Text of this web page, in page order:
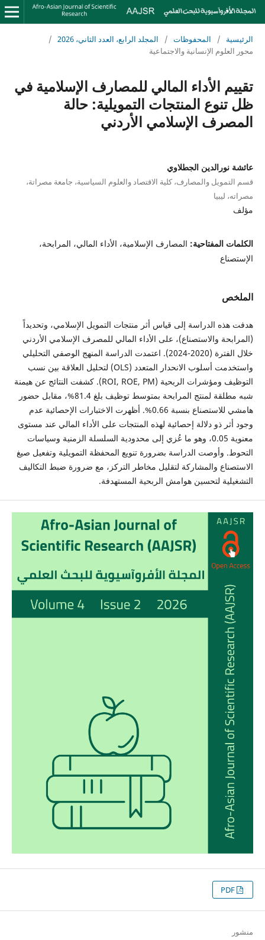
الرئيسية / المحفوظات / المجلد الرابع، العدد الثاني، 2026
/
محور العلوم الإنسانية والاجتماعية
تقييم الأداء المالي للمصارف الإسلامية في
ظل تنوع المنتجات التمويلية: حالة
المصرف الإسلامي الأردني
عائشة نورالدين الجطلاوي
قسم التمويل والمصارف، كلية الاقتصاد والعلوم السياسية، جامعة مصراتة،
مصراته، ليبيا
مؤلف
الكلمات المفتاحية: المصارف الإسلامية، الأداء المالي، المرابحة،
الإستصناع
الملخص
هدفت هذه الدراسة إلى قياس أثر منتجات التمويل الإسلامي، وتحديداً
(المرابحة والاستصناع)، على الأداء المالي للمصرف الإسلامي الأردني
خلال الفترة (2020-2024). اعتمدت الدراسة المنهج الوصفي التحليلي
واستخدمت أسلوب الانحدار المتعدد (OLS) لتحليل العلاقة بين نسب
التوظيف ومؤشرات الربحية (ROI, ROE, PM). كشفت النتائج عن هيمنة
شبه مطلقة لمنتج المرابحة بمتوسط توظيف بلغ 81.4%، مقابل حضور
هامشي للاستصناع بنسبة 0.66%. أظهرت الاختبارات الإحصائية عدم
وجود أثر ذو دلالة إحصائية لهذه المنتجات على الأداء المالي عند مستوى
معنوية 0.05، وهو ما عُزي إلى محدودية السلسلة الزمنية وسياسات
التحوط. وأوصت الدراسة بضرورة تنويع المحفظة التمويلية وتفعيل صيغ
الاستصناع والمشاركة لتقليل مخاطر التركز، مع ضرورة ضبط التكاليف
التشغيلية لتحسين هوامش الربحية المستهدفة.
PDF
منشور